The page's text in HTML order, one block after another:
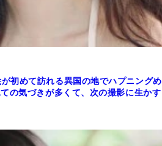
初めて訪れる異国の地でハプニングめ
の気づきが多くて、次の撮影に生かす